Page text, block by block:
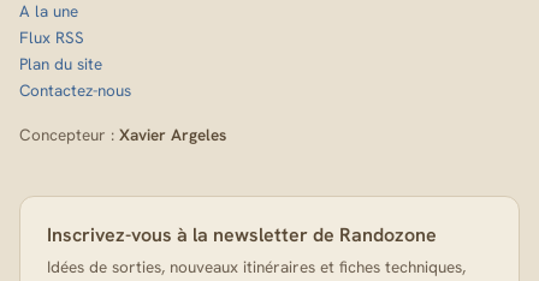
A la une
Flux RSS
Plan du site
Contactez-nous
Concepteur : Xavier Argeles
Inscrivez-vous à la newsletter de Randozone
Idées de sorties, nouveaux itinéraires et fiches techniques,